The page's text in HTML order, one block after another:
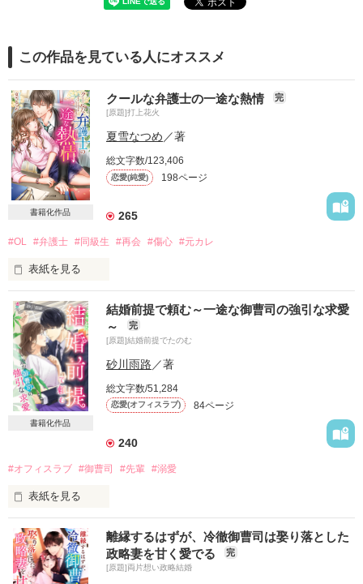
この作品を見ている人にオススメ
書籍化作品
クールな弁護士の一途な熱情 完
[原題]打上花火
夏雪なつめ ／著
総文字数/123,406
恋愛(純愛) 198ページ
265
#OL #弁護士 #同級生 #再会 #傷心 #元カレ
表紙を見る
暮らしていた東京を離れ
数年ぶりに戻ってきた地元。
そこで再会したのは
あの頃、ひと夏だけ付き合った
学生時代の元カレだった。
化粧品メーカー勤務の傷心OL
入江果穂(いりえ かほ)・30歳
書籍化作品
結婚前提で頼む～一途な御曹司の強引な求愛
～
完
[原題]結婚前提でたのむ
砂川雨路 ／著
総文字数/51,284
恋愛(オフィスラブ) 84ページ
240
#オフィスラブ #御曹司 #先輩 #溺愛
表紙を見る
「結婚を前提に付き合ってほしい」
ある日突然告白してきたのは
指導係のイケメン先輩
離縁するはずが、冷徹御曹司は娶り落とした
政略妻を甘く愛でる
完
[原題]両片想い政略結婚